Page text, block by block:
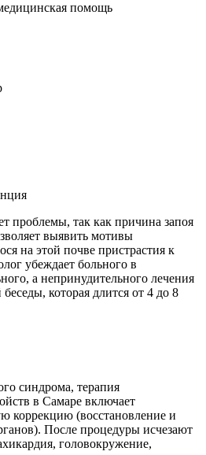
помощь
проблемы, так как причина запоя
выявить мотивы
на этой почве пристрастия к
убеждает больного в
а непринудительного лечения
которая длится от 4 до 8
синдрома, терапия
в Самаре включает
коррекцию (восстановление и
После процедуры исчезают
головокружение,